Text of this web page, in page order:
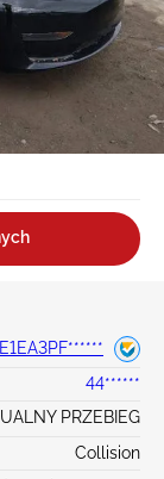
44******
PRZEBIEG
Collision